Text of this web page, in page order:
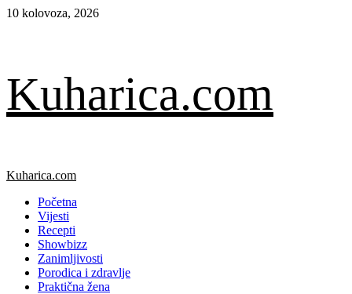
Skip
10 kolovoza, 2026
Kuharica.com
Primary
Kuharica.com
Početna
Vijesti
Recepti
Showbizz
Zanimljivosti
Porodica i zdravlje
Praktična žena